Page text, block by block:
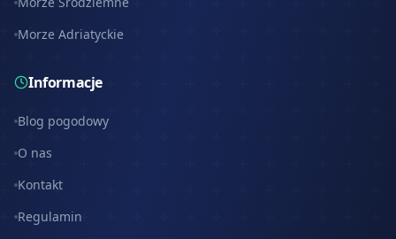
Morze Adriatyckie
Informacje
Blog pogodowy
O nas
Kontakt
Regulamin